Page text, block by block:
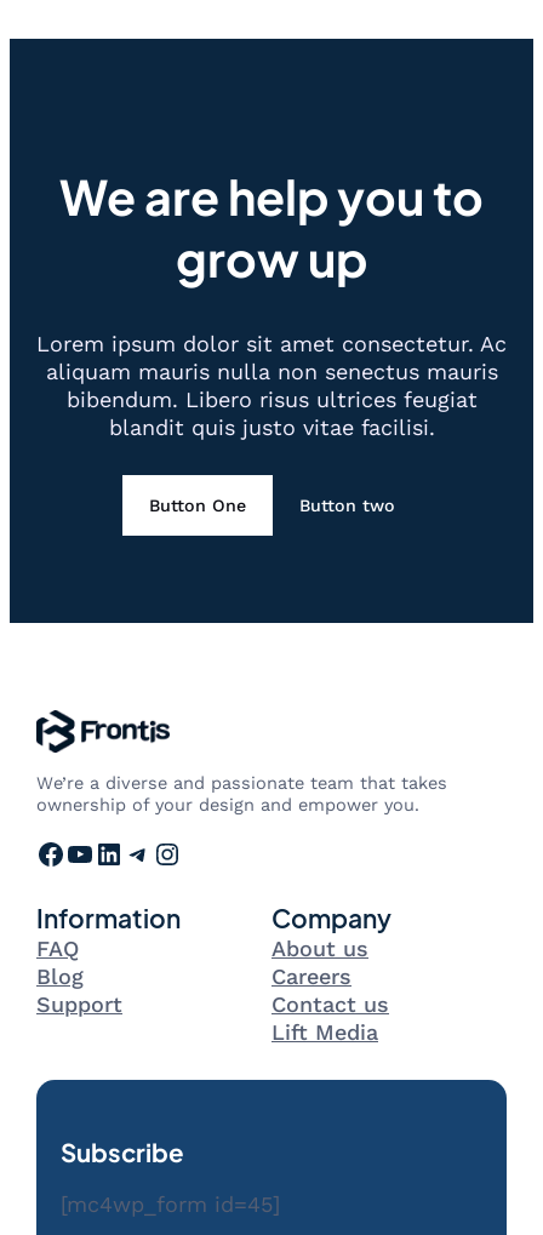
We are help you to
grow up
Lorem ipsum dolor sit amet consectetur. Ac
aliquam mauris nulla non senectus mauris
bibendum. Libero risus ultrices feugiat
blandit quis justo vitae facilisi.
Button One Button two
We’re a diverse and passionate team that takes
ownership of your design and empower you.
Facebook YouTube LinkedIn Telegram Instagram
Information
FAQ
Blog
Support
Company
About us
Careers
Contact us
Lift Media
Subscribe
[mc4wp_form id=45]